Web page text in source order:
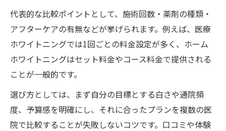
代表的な比較ポイントとして、施術回数・薬剤の種類・
アフターケアの有無などが挙げられます。例えば、医療
ホワイトニングでは1回ごとの料金設定が多く、ホーム
ホワイトニングはセット料金やコース料金で提供される
ことが一般的です。
選び方としては、まず自分の目標とする白さや通院頻
度、予算感を明確にし、それに合ったプランを複数の医
院で比較することが失敗しないコツです。口コミや体験